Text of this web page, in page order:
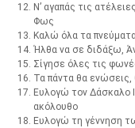
Ν’ αγαπάς τις
Φως
Καλώ όλα τα
Ήλθα να σε διδάξω,
Σίγησε όλες τις
Τα πάντα θα ενώσεις,
Ευλογώ τον Δάσκαλο
ακόλουθο
Ευλογώ τη γέννηση